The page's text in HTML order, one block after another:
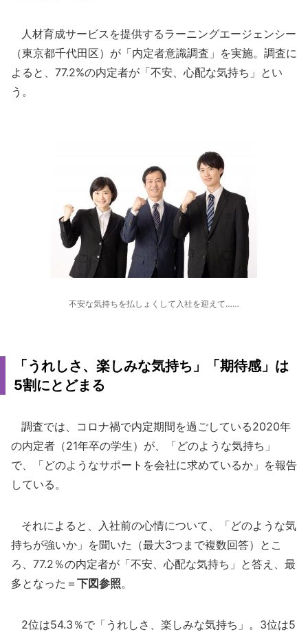
人材育成サービスを提供するラーニングエージェンシー
（東京都千代田区）が「内定者意識調査」を実施。調査に
よると、77.2%の内定者が「不安、心配な気持ち」とい
う。
不安な気持ちを払しょくして入社を迎えて……
「うれしさ、楽しみな気持ち」「期待感」は
5割にとどまる
調査では、コロナ禍で内定期間を過ごしている2020年
の内定者（21年卒の学生）が、「どのような気持ち」
で、「どのようなサポートを会社に求めているか」を報告
している。
それによると、入社前の心情について、「どのような気
持ちが強いか」を聞いた（最大3つまで複数回答）とこ
ろ、77.2％の内定者が「不安、心配な気持ち」と答え、最
多となった＝ 下図参照。
2位は54.3％で「うれしさ、楽しみな気持ち」。3位は5